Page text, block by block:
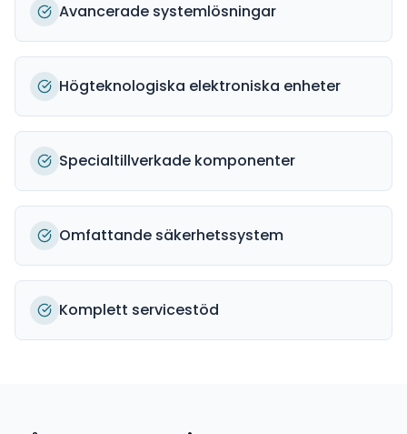
Avancerade systemlösningar
Högteknologiska elektroniska enheter
Specialtillverkade komponenter
Omfattande säkerhetssystem
Komplett servicestöd